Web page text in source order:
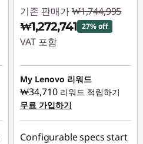
기존 판매가 ₩1,744,995
₩1,272,741 27% off
VAT 포함
즉시 할인: :-
₩472,254
My Lenovo 리워드
₩34,710 리워드 적립하기
무료 가입하기
Configurable specs start